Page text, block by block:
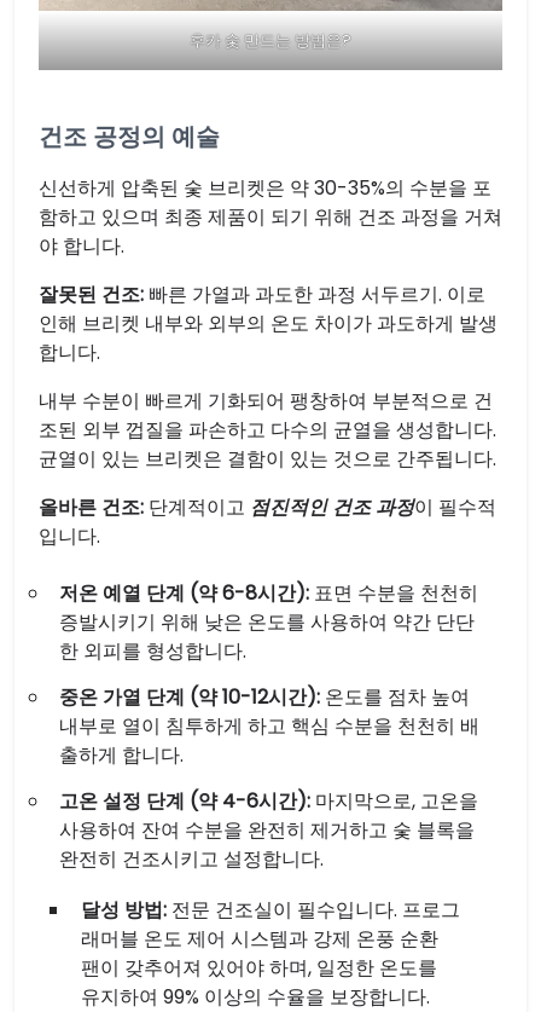
후카 숯 만드는 방법은?
건조 공정의 예술
신선하게 압축된 숯 브리켓은 약 30-35%의 수분을 포
함하고 있으며 최종 제품이 되기 위해 건조 과정을 거쳐
야 합니다.
잘못된 건조: 빠른 가열과 과도한 과정 서두르기. 이로
인해 브리켓 내부와 외부의 온도 차이가 과도하게 발생
합니다.
내부 수분이 빠르게 기화되어 팽창하여 부분적으로 건
조된 외부 껍질을 파손하고 다수의 균열을 생성합니다.
균열이 있는 브리켓은 결함이 있는 것으로 간주됩니다.
올바른 건조: 단계적이고 점진적인 건조 과정이 필수적
입니다.
저온 예열 단계 (약 6-8시간): 표면 수분을 천천히
증발시키기 위해 낮은 온도를 사용하여 약간 단단
한 외피를 형성합니다.
중온 가열 단계 (약 10-12시간): 온도를 점차 높여
내부로 열이 침투하게 하고 핵심 수분을 천천히 배
출하게 합니다.
고온 설정 단계 (약 4-6시간): 마지막으로, 고온을
사용하여 잔여 수분을 완전히 제거하고 숯 블록을
완전히 건조시키고 설정합니다.
달성 방법: 전문 건조실이 필수입니다. 프로그
래머블 온도 제어 시스템과 강제 온풍 순환
팬이 갖추어져 있어야 하며, 일정한 온도를
유지하여 99% 이상의 수율을 보장합니다.